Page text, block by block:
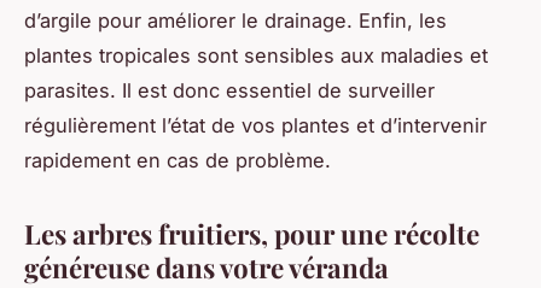
d’argile pour améliorer le drainage. Enfin, les
plantes tropicales sont sensibles aux maladies et
parasites. Il est donc essentiel de surveiller
régulièrement l’état de vos plantes et d’intervenir
rapidement en cas de problème.
Les arbres fruitiers, pour une récolte
généreuse dans votre véranda